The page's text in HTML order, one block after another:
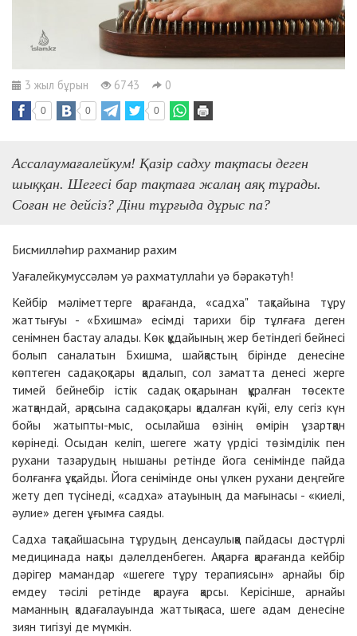
3 жыл бұрын 6743 0
0 0 0
Ассалаумағалейкум! Қазір садху тақтасы деген
шыққан. Шегесі бар тақтаға жалаң аяқ тұрады.
Соған не дейсіз? Діни тұрғыда дұрыс па?
Бисмилләһир рахманир рахим
Уағалейкумуссәләм уә рахматуллаһи уә бәракәтуһ!
Кейбір мәліметтерге қарағанда, «садха" тақтайына тұру
жаттығуы - «Бхишма» есімді тарихи бір тұлғаға деген
сенімнен бастау алады. Көк құдайының жер бетіндегі бейнесі
болып саналатын Бхишма, шайқастың бірінде денесіне
көптеген садақ оқтары қадалып, сол заматта денесі жерге
тимей бейнебір істік садақ оқтарынан құралған төсекте
жатқандай, арқасына садақ оқтары қадалған күйі, елу сегіз күн
бойы жатыпты-мыс, осылайша өзінің өмірін ұзартқан
көрінеді. Осыдан келіп, шегеге жату үрдісі төзімділік пен
рухани тазарудың нышаны ретінде йога сенімінде пайда
болғанға ұқсайды. Йога сенімінде оны үлкен рухани деңгейге
жету деп түсінеді, «садха» атауының да мағынасы - «киелі,
әулие» деген ұғымға саяды.
Садха тақтайшасына тұрудың денсаулыққа пайдасы дәстүрлі
медицинада нақты дәлелденбеген. Ақпарға қарағанда кейбір
дәрігер мамандар «шегеге тұру терапиясын» арнайы бір
емдеу тәсілі ретінде қарауға қарсы. Керісінше, арнайы
маманның қадағалауында жаттықпаса, шеге адам денесіне
зиян тигізуі де мүмкін.